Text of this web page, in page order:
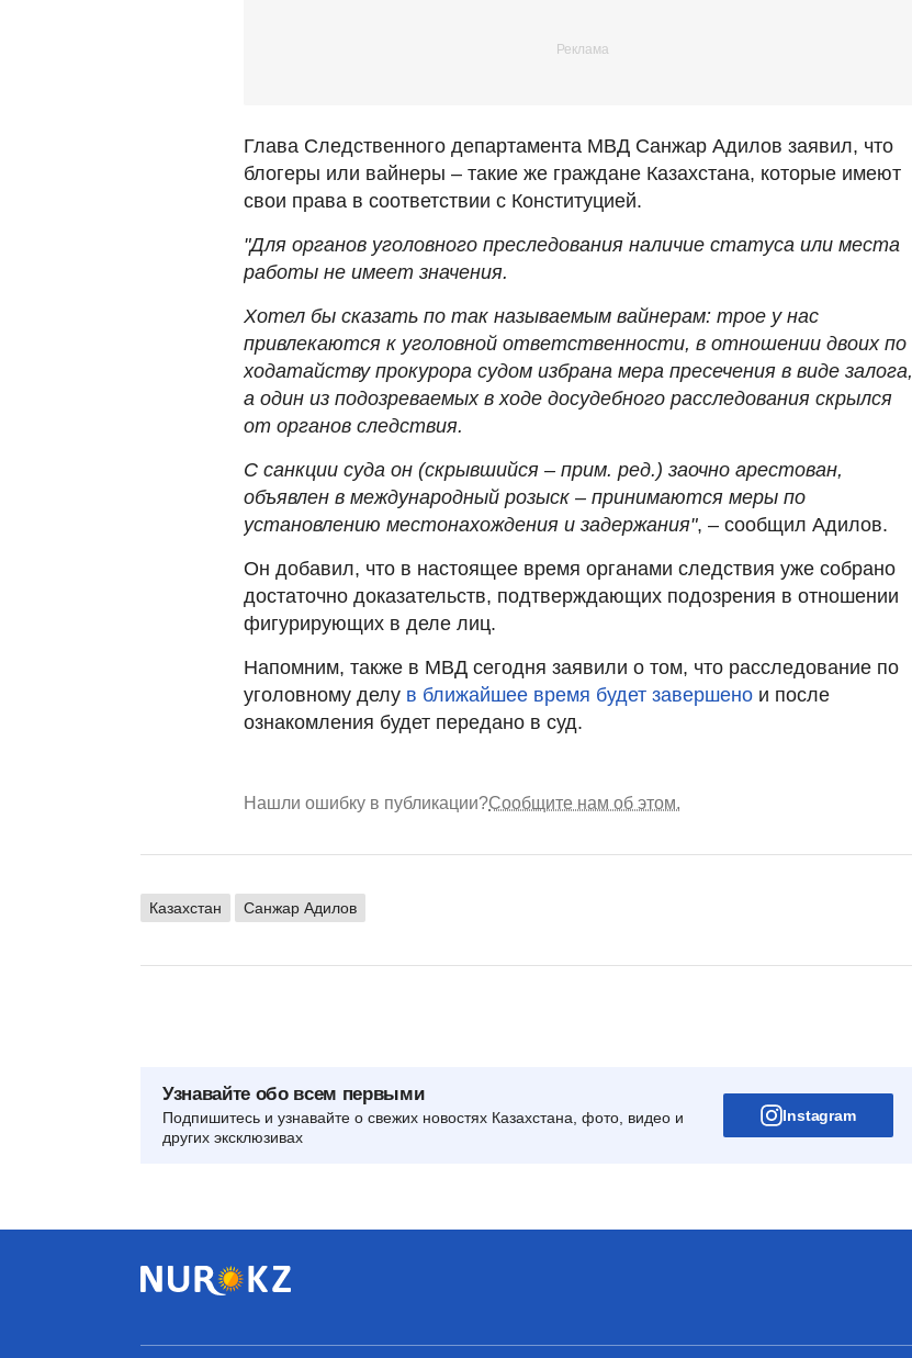
Глава Следственного департамента МВД Санжар Адилов заявил, что
блогеры или вайнеры – такие же граждане Казахстана, которые имеют
свои права в соответствии с Конституцией.
"Для органов уголовного преследования наличие статуса или места
работы не имеет значения.
Хотел бы сказать по так называемым вайнерам: трое у нас
привлекаются к уголовной ответственности, в отношении двоих по
ходатайству прокурора судом избрана мера пресечения в виде залога,
а один из подозреваемых в ходе досудебного расследования скрылся
от органов следствия.
С санкции суда он (скрывшийся – прим. ред.) заочно арестован,
объявлен в международный розыск – принимаются меры по
установлению местонахождения и задержания", – сообщил Адилов.
Он добавил, что в настоящее время органами следствия уже собрано
достаточно доказательств, подтверждающих подозрения в отношении
фигурирующих в деле лиц.
Напомним, также в МВД сегодня заявили о том, что расследование по
уголовному делу в ближайшее время будет завершено и после
ознакомления будет передано в суд.
Нашли ошибку в публикации?Сообщите нам об этом.
Казахстан Санжар Адилов
Узнавайте обо всем первыми
Подпишитесь и узнавайте о свежих новостях Казахстана, фото, видео и
других эксклюзивах
Instagram